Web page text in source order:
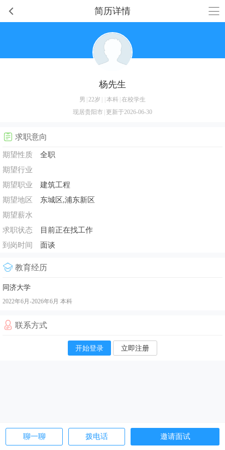
简历详情
聊一聊 拨电话 邀请面试
杨先生
男 22岁 本科 在校学生
现居贵阳市 更新于2026-06-30
求职意向
期望性质
全职
期望行业
期望职业
建筑工程
期望地区
东城区,浦东新区
期望薪水
求职状态
目前正在找工作
到岗时间
面谈
教育经历
同济大学
2022年6月-2026年6月 本科
联系方式
开始登录 立即注册